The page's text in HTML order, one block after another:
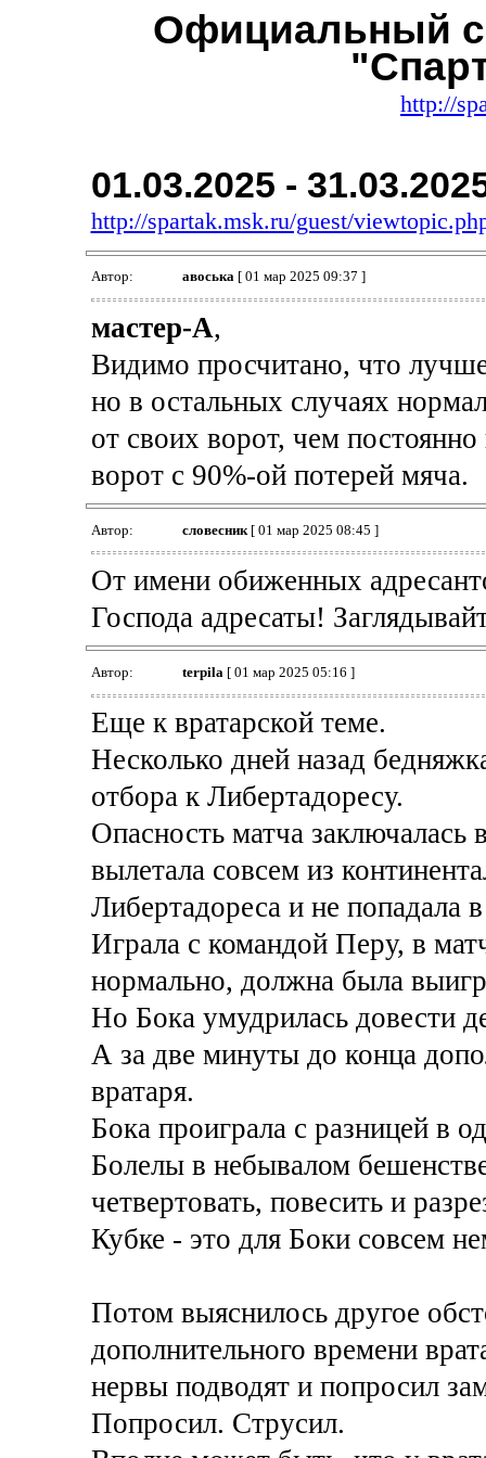
Официальный
http://
01.03.2025 -
http://spartak.msk.ru/guest/
Автор: авоська[ 01 мар 2025 09:37 ]
мастер-А,
Видимо просчитано, что
но в остальных случаях
от своих ворот, чем
ворот с 90%-ой потерей мяча.
Автор: словесник[ 01 мар 2025 08:45 ]
От имени обиженных
Господа адресаты!
Автор: terpila [ 01 мар 2025 05:16 ]
Еще к вратарской теме.
Несколько дней назад
отбора к Либертадоресу.
Опасность матча
вылетала совсем из
Либертадореса и не попадала
Играла с командой Перу, в
нормально, должна была
Но Бока умудрилась довести
А за две минуты до конца
вратаря.
Бока проиграла с разницей в
Болелы в небывалом
четвертовать, повесить и
Кубке - это для Боки совсем
Потом выяснилось другое
дополнительного времени
нервы подводят и попросил
Попросил. Струсил.